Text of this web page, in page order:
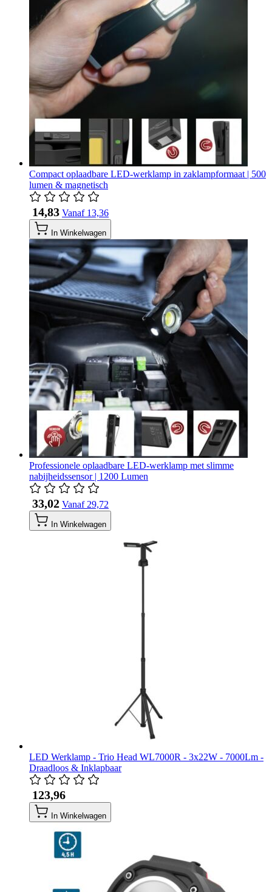
Compact oplaadbare LED-werklamp in zaklampformaat | 500
lumen & magnetisch
​ 14,83 Vanaf​ 13,36
In Winkelwagen
Professionele oplaadbare LED-werklamp met slimme
nabijheidssensor | 1200 Lumen
​ 33,02 Vanaf​ 29,72
In Winkelwagen
LED Werklamp - Trio Head WL7000R - 3x22W - 7000Lm -
Draadloos & Inklapbaar
​ 123,96
In Winkelwagen